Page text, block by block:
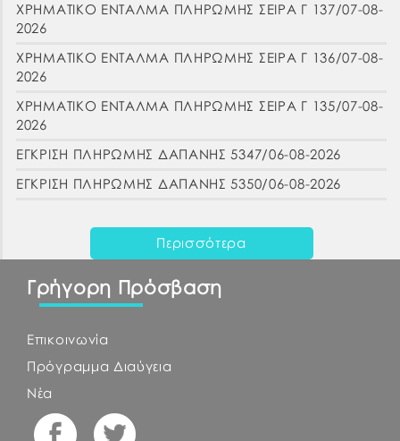
ΧΡΗΜΑΤΙΚΟ ΕΝΤΑΛΜΑ ΠΛΗΡΩΜΗΣ ΣΕΙΡΑ Γ 137/07-08-
2026
ΧΡΗΜΑΤΙΚΟ ΕΝΤΑΛΜΑ ΠΛΗΡΩΜΗΣ ΣΕΙΡΑ Γ 136/07-08-
2026
ΧΡΗΜΑΤΙΚΟ ΕΝΤΑΛΜΑ ΠΛΗΡΩΜΗΣ ΣΕΙΡΑ Γ 135/07-08-
2026
ΕΓΚΡΙΣΗ ΠΛΗΡΩΜΗΣ ΔΑΠΑΝΗΣ 5347/06-08-2026
ΕΓΚΡΙΣΗ ΠΛΗΡΩΜΗΣ ΔΑΠΑΝΗΣ 5350/06-08-2026
Περισσότερα
Γρήγορη Πρόσβαση
Επικοινωνία
Πρόγραμμα Διαύγεια
Νέα